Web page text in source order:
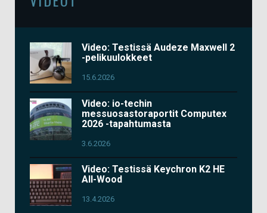
Video: Testissä Audeze Maxwell 2
-pelikuulokkeet
15.6.2026
Video: io-techin
messuosastoraportit Computex
2026 -tapahtumasta
3.6.2026
Video: Testissä Keychron K2 HE
All-Wood
13.4.2026